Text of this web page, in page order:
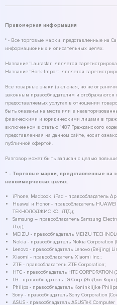
Правомерная информация
* - Все торговые марки, представленные на
информационных и описательных целях.
Название "Laurastar" является
Название "Bork-Import" является
Все товарные знаки (включая, но не
законным правообладателям и
предоставляемых услугах в отношении
быть оказаны на месте или в
физическими и юридическими лицами в
включенном в статью 1487 Гражданского
представленная на данном сайте, носит
публичной офертой.
Разговор может быть записан с целью
* - Торговые марки, представленные на
некоммерческих целях.
iPhone, Macbook, iPad - правообладатель
Huawei и Honor - правообладатель HUAWEI
ТЕКНОЛОДЖИС КО., ЛТД.);
Samsung – правообладатель Samsung
Лтд.);
MEIZU - правообладатель MEIZU
Nokia - правообладатель Nokia Corporation
Lenovo - правообладатель Lenovo (Beijing)
Xiaomi - правообладатель Xiaomi Inc.;
ZTE - правообладатель ZTE Corporation;
HTC - правообладатель HTC
LG - правообладатель LG Corp. (ЭлДжи
Philips - правообладатель Koninklijke
Sony - правообладатель Sony Corporation
ASUS - правообладатель ASUSTeK